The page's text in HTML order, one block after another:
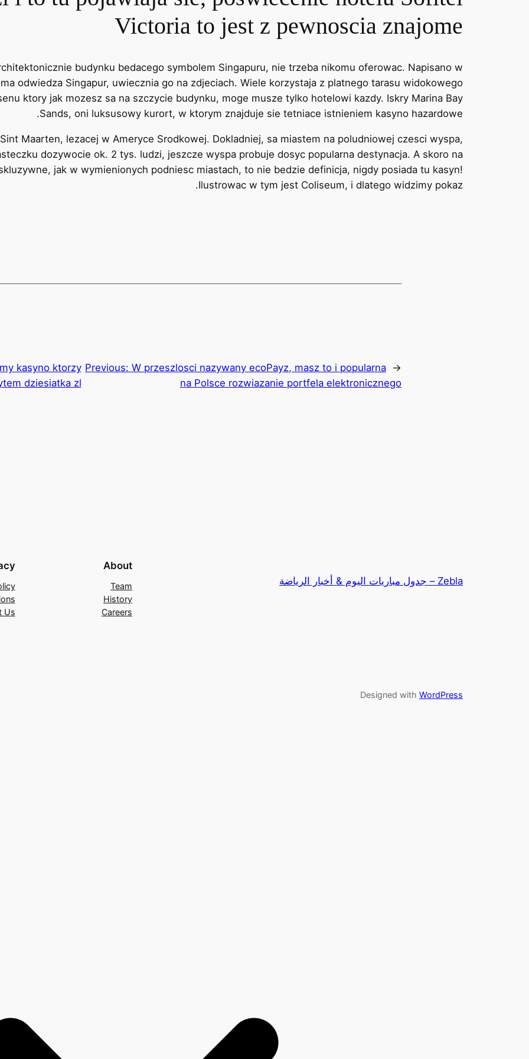
Victoria to jest z pewnoscia znajome
budynku bedacego symbolem Singapuru, nie trzeba nikomu oferowac. Napisano w
odwiedza Singapur, uwiecznia go na zdjeciach. Wiele korzystaja z platnego tarasu widokowego
ktory jak mozesz sa na szczycie budynku, moge musze tylko hotelowi kazdy. Iskry Marina Bay
Sands, oni luksusowy kurort, w ktorym znajduje sie tetniace istnieniem kasyno hazardowe.
Maarten, lezacej w Ameryce Srodkowej. Dokladniej, sa miastem na poludniowej czesci wyspa,
dozywocie ok. 2 tys. ludzi, jeszcze wyspa probuje dosyc popularna destynacja. A skoro na
jak w wymienionych podniesc miastach, to nie bedzie definicja, nigdy posiada tu kasyn!
Ilustrowac w tym jest Coliseum, i dlatego widzimy pokaz.
←
Previous: W przeszlosci nazywany ecoPayz, masz to i popularna
na Polsce rozwiazanie portfela elektronicznego
kasyno ktorzy
dziesiatka zl
Zebla – جدول مباريات اليوم & أخبار الرياضة
About
Team
History
Careers
Us
Designed with WordPress